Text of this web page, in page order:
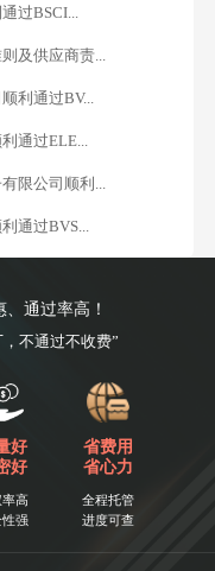
过BSCI...
及供应商责...
利通过BV...
通过ELE...
限公司顺利...
通过BVS...
通过率高！
不通过不收费”
好
好
高
强
省费用
省心力
全程托管
进度可查